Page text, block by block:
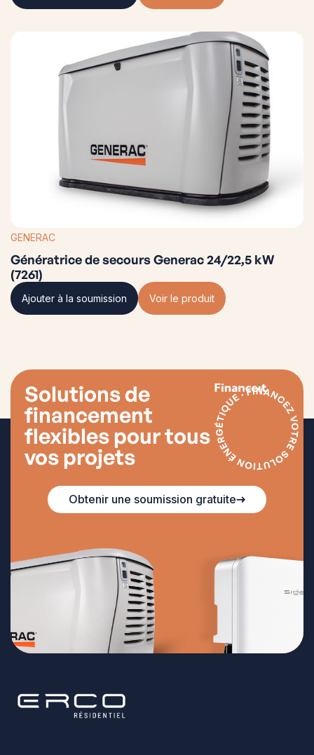
GENERAC
Génératrice de secours Generac 24/22,5 kW
(7261)
Ajouter à la soumission Voir le produit
Solutions de
financement
flexibles pour tous
vos projets
Obtenir une soumission gratuite